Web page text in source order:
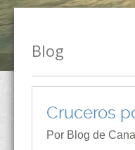
Blog
Cruceros
Por Blog de